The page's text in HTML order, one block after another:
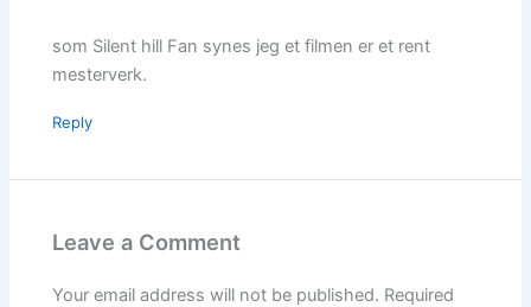
som Silent hill Fan synes jeg et filmen er et rent
mesterverk.
Reply
Leave a Comment
Your email address will not be published. Required